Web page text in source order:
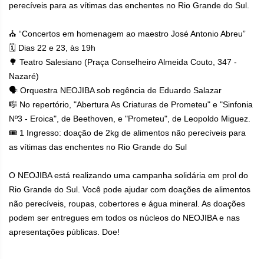
perecíveis para as vítimas das enchentes no Rio Grande do Sul.
⛪ “Concertos em homenagem ao maestro José Antonio Abreu”
🗓 Dias 22 e 23, às 19h
🌳 Teatro Salesiano (Praça Conselheiro Almeida Couto, 347 -
Nazaré)
🗣 Orquestra NEOJIBA sob regência de Eduardo Salazar
🎼 No repertório, "Abertura As Criaturas de Prometeu" e "Sinfonia
Nº3 - Eroica", de Beethoven, e "Prometeu", de Leopoldo Miguez.
🎟 1 Ingresso: doação de 2kg de alimentos não perecíveis para
as vítimas das enchentes no Rio Grande do Sul
O NEOJIBA está realizando uma campanha solidária em prol do
Rio Grande do Sul. Você pode ajudar com doações de alimentos
não perecíveis, roupas, cobertores e água mineral. As doações
podem ser entregues em todos os núcleos do NEOJIBA e nas
apresentações públicas. Doe!